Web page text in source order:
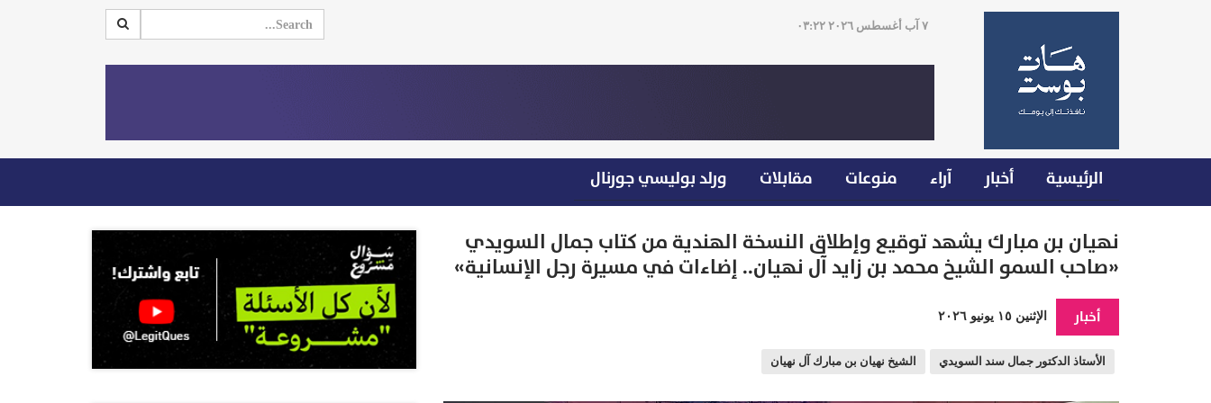
٧ آب أغسطس ٢٠٢٦ ٠٣:٢٢
الرئيسية أخبار آراء منوعات مقابلات ورلد بوليسي جورنال
نهيان بن مبارك يشهد توقيع وإطلاق النسخة الهندية من كتاب جمال السويدي
«صاحب السمو الشيخ محمد بن زايد آل نهيان.. إضاءات في مسيرة رجل الإنسانية»
أخبار الإثنين ١٥ يونيو ٢٠٢٦
الأستاذ الدكتور جمال سند السويدي الشيخ نهيان بن مبارك آل نهيان